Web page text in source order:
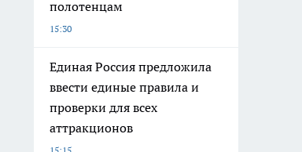
полотенцам
15:30
Единая Россия предложила
ввести единые правила и
проверки для всех
аттракционов